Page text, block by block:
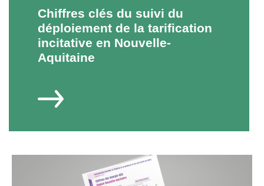
Chiffres clés du suivi du
déploiement de la tarification
incitative en Nouvelle-
Aquitaine